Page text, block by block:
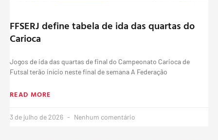
FFSERJ define tabela de ida das quartas do
Carioca
Jogos de ida das quartas de final do Campeonato Carioca de
Futsal terão início neste final de semana A Federação
READ MORE
3 de julho de 2026 Nenhum comentário